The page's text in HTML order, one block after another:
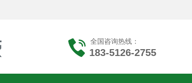
全国咨询热线：
183-5126-2755